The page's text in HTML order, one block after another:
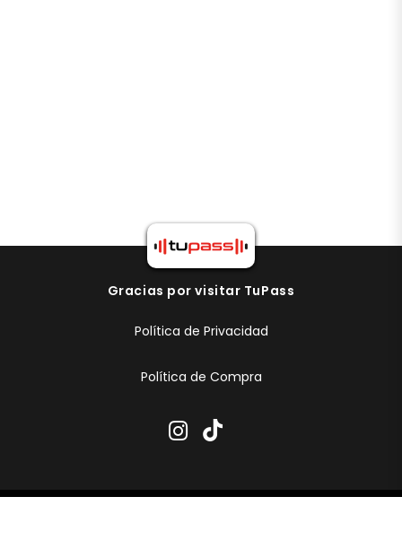
Gracias por visitar TuPass
Política de Privacidad
Política de Compra